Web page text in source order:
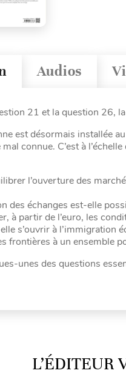
Audios
21 et la question 26,
est désormais installée
connue. C’est à
l’ouverture des
des échanges est-elle
à partir de l’euro, les
s’ouvrir à l’immigration
frontières à un ensemble
unes des questions
L’ÉDITEUR